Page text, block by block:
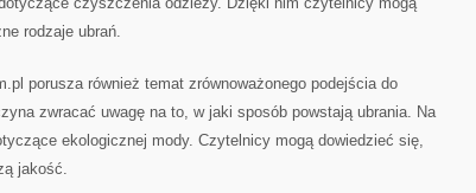
rodzaje ubrań.
porusza również temat zrównoważonego podejścia do
zwracać uwagę na to, w jaki sposób powstają ubrania. Na
ekologicznej mody. Czytelnicy mogą dowiedzieć się,
jakość.